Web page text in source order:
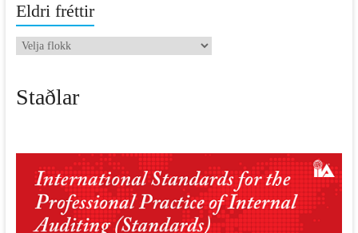
Eldri fréttir
Eldri
Staðlar